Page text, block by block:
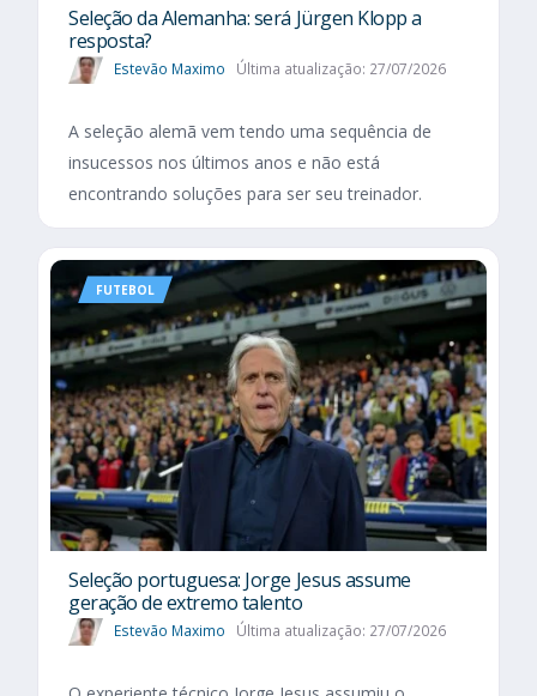
Seleção da Alemanha: será Jürgen Klopp a
resposta?
Estevão Maximo Última atualização: 27/07/2026
A seleção alemã vem tendo uma sequência de
insucessos nos últimos anos e não está
encontrando soluções para ser seu treinador.
FUTEBOL
Seleção portuguesa: Jorge Jesus assume
geração de extremo talento
Estevão Maximo Última atualização: 27/07/2026